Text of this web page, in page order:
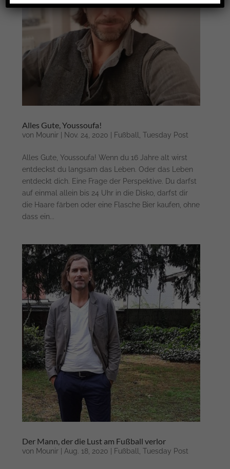
Alles Gute, Youssoufa!
von Mounir Nov. 24, 2020 Fußball ,Tuesday Post
Alles Gute, Youssoufa! Wenn du 16 Jahre alt wirst
entdeckst du langsam das Leben. Oder das Leben
entdeckt dich. Eine Frage der Perspektive. Du darfst
auf einmal allein bis 24 Uhr in die Disko, darfst dir
die Haare färben oder eine Flasche Bier kaufen, ohne
dass ein...
Der Mann, der die Lust am Fußball verlor
von Mounir Aug. 18, 2020 Fußball ,Tuesday Post